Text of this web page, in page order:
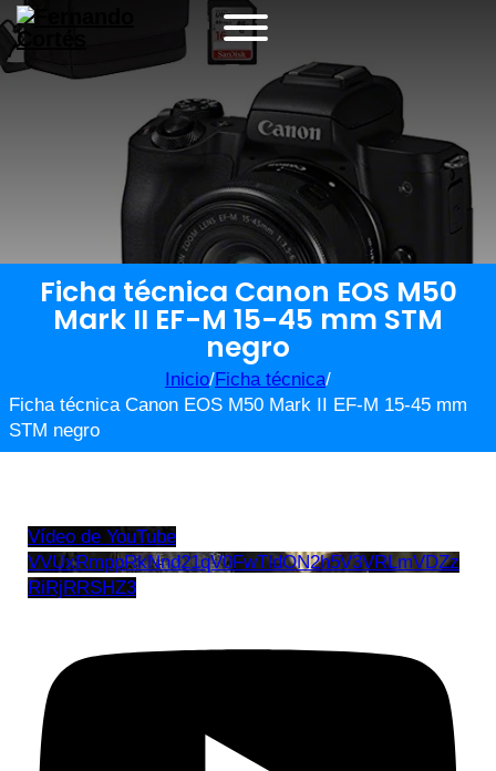
Ficha técnica Canon EOS M50
Mark II EF-M 15-45 mm STM
negro
Inicio/Ficha técnica/
Ficha técnica Canon EOS M50 Mark II EF-M 15-45 mm
STM negro
Vídeo de YouTube
VVUxRmppRkNnd21qV0FwTldON2h5V3VRLmVDZz
RiRjRRSHZ3